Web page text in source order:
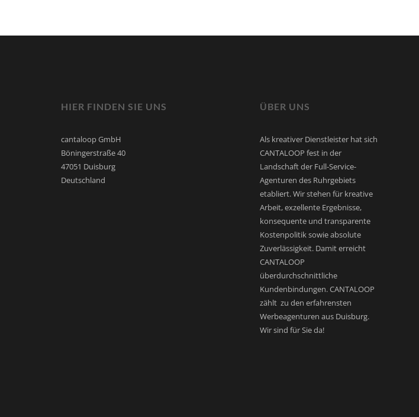
HIER FINDEN SIE UNS
cantaloop GmbH
Böningerstraße 40
47051 Duisburg
Deutschland
ÜBER UNS
Als kreativer Dienstleister hat sich
CANTALOOP fest in der
Landschaft der Full-Service-
Agenturen des Ruhrgebiets
etabliert. Wir stehen für kreative
Arbeit, exzellente Ergebnisse,
konsequente und transparente
Kostenpolitik sowie absolute
Zuverlässigkeit. Damit erreicht
CANTALOOP
überdurchschnittliche
Kundenbindungen. CANTALOOP
zählt zu den erfahrensten
Werbeagenturen aus Duisburg.
Wir sind für Sie da!